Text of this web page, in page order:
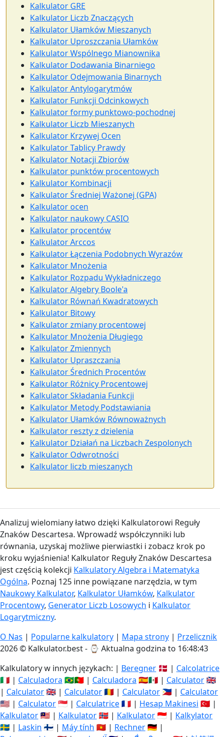
Kalkulator GRE
Kalkulator Liczb Znaczących
Kalkulator Ułamków Mieszanych
Kalkulator Uproszczania Ułamków
Kalkulator Wspólnego Mianownika
Kalkulator Dodawania Binarniego
Kalkulator Odejmowania Binarnych
Kalkulator Antylogarytmów
Kalkulator Funkcji Odcinkowych
Kalkulator formy punktowo-pochodnej
Kalkulator Liczb Mieszanych
Kalkulator Krzywej Ocen
Kalkulator Tablicy Prawdy
Kalkulator Notacji Zbiorów
Kalkulator punktów procentowych
Kalkulator Kombinacji
Kalkulator Średniej Ważonej (GPA)
Kalkulator ocen
Kalkulator naukowy CASIO
Kalkulator procentów
Kalkulator Arccos
Kalkulator Łączenia Podobnych Wyrazów
Kalkulator Mnożenia
Kalkulator Rozpadu Wykładniczego
Kalkulator Algebry Boole'a
Kalkulator Równań Kwadratowych
Kalkulator Bitowy
Kalkulator zmiany procentowej
Kalkulator Mnożenia Długiego
Kalkulator Zmiennych
Kalkulator Upraszczania
Kalkulator Średnich Procentów
Kalkulator Różnicy Procentowej
Kalkulator Składania Funkcji
Kalkulator Metody Podstawiania
Kalkulator Ułamków Równoważnych
Kalkulator reszty z dzielenia
Kalkulator Działań na Liczbach Zespolonych
Kalkulator Odwrotności
Kalkulator liczb mieszanych
Analizuj wielomiany łatwo dzięki Kalkulatorowi Reguły
Znaków Descartesa. Wprowadź współczynniki lub
równania, uzyskaj możliwe pierwiastki i zobacz krok po
kroku wyjaśnienia! Kalkulator Reguły Znaków Descartesa
jest częścią kolekcji Kalkulatory Algebra i Matematyka
Ogólna. Poznaj 125 inne powiązane narzędzia, w tym
Naukowy Kalkulator, Kalkulator Ułamków, Kalkulator
Procentowy, Generator Liczb Losowych i Kalkulator
Logarytmiczny.
O Nas | Popularne kalkulatory | Mapa strony | Przelicznik
2026 © Kalkulator.best - ⌚ Aktualna godzina to 16:48:43
Kalkulatory w innych językach: | Beregner 🇩🇰 | Calcolatrice
🇮🇹 | Calculadora 🇧🇷🇵🇹 | Calculadora 🇪🇸🇲🇽 | Calculator🇬🇧
| Calculator🇬🇧 | Calculator🇷🇴 | Calculator 🇵🇭 | Calculator
🇺🇸 | Calculator🇸🇬 | Calculatrice🇫🇷 | Hesap Makinesi 🇹🇷 |
Kalkulator🇲🇾 | Kalkulator🇳🇴 | Kalkulator🇮🇩 | Kalkylator
🇸🇪 | Laskin 🇫🇮 | Máy tính 🇻🇳 | Rechner🇩🇪 |